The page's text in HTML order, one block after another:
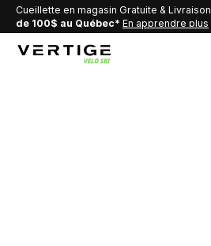
Cueillette en magasin Gratuite & Livraison
de 100$ au Québec* En apprendre plus